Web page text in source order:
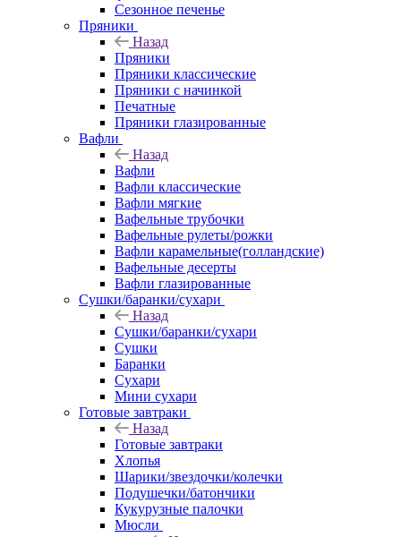
Сезонное печенье
Пряники
Назад
Пряники
Пряники классические
Пряники с начинкой
Печатные
Пряники глазированные
Вафли
Назад
Вафли
Вафли классические
Вафли мягкие
Вафельные трубочки
Вафельные рулеты/рожки
Вафли карамельные(голландские)
Вафельные десерты
Вафли глазированные
Сушки/баранки/сухари
Назад
Сушки/баранки/сухари
Сушки
Баранки
Сухари
Мини сухари
Готовые завтраки
Назад
Готовые завтраки
Хлопья
Шарики/звездочки/колечки
Подушечки/батончики
Кукурузные палочки
Мюсли